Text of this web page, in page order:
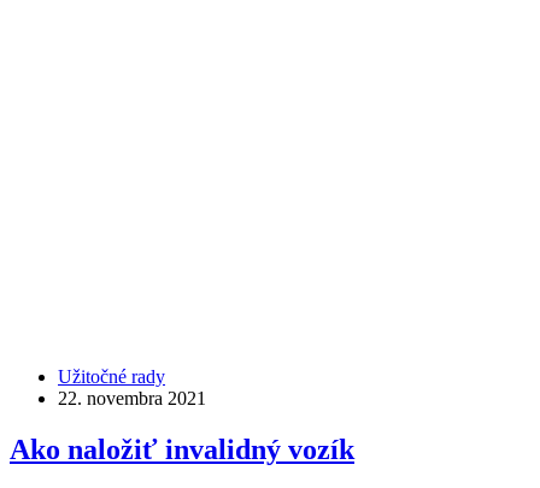
Užitočné rady
22. novembra 2021
Ako naložiť invalidný vozík